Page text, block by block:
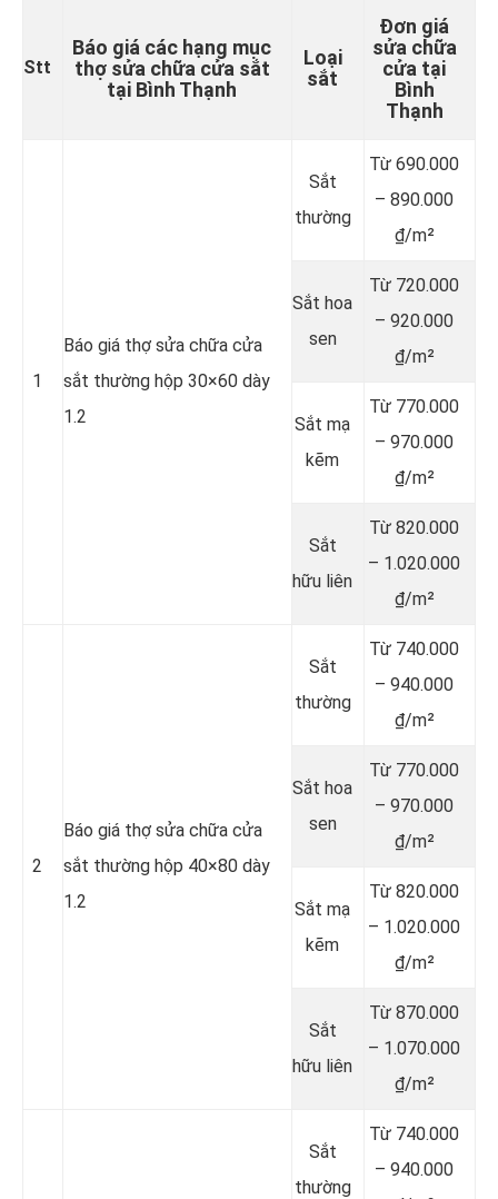
Stt
Báo giá các hạng mục
thợ sửa chữa cửa sắt
tại Bình Thạnh
Loại
sắt
Đơn giá
sửa chữa
cửa tại
Bình
Thạnh
1
Báo giá thợ sửa chữa cửa
sắt thường hộp 30×60 dày
1.2
Sắt
thường
Từ 690.000
– 890.000
₫/m²
Sắt hoa
sen
Từ 720.000
– 920.000
₫/m²
Sắt mạ
kẽm
Từ 770.000
– 970.000
₫/m²
Sắt
hữu liên
Từ 820.000
– 1.020.000
₫/m²
2
Báo giá thợ sửa chữa cửa
sắt thường hộp 40×80 dày
1.2
Sắt
thường
Từ 740.000
– 940.000
₫/m²
Sắt hoa
sen
Từ 770.000
– 970.000
₫/m²
Sắt mạ
kẽm
Từ 820.000
– 1.020.000
₫/m²
Sắt
hữu liên
Từ 870.000
– 1.070.000
₫/m²
Sắt
thường
Từ 740.000
– 940.000